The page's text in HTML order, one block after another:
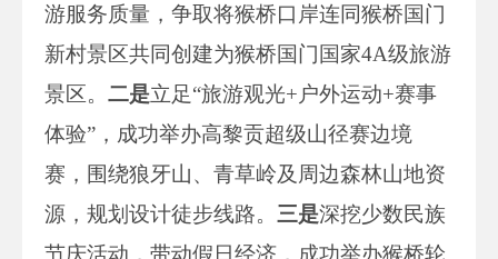
游服务质量，争取将猴桥口岸连同猴桥国门
新村景区共同创建为猴桥国门国家4A级旅游
景区。 二是立足“旅游观光+户外运动+赛事
体验”，成功举办高黎贡超级山径赛边境
赛，围绕狼牙山、青草岭及周边森林山地资
源，规划设计徒步线路。 三是深挖少数民族
节庆活动，带动假日经济，成功举办猴桥轮